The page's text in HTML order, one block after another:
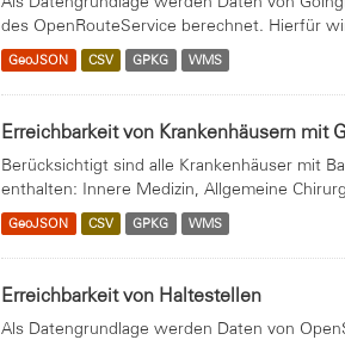
des OpenRouteService berechnet. Hierfür
GeoJSON CSV GPKG WMS
Erreichbarkeit von Krankenhäusern mit
Berücksichtigt sind alle Krankenhäuser mit
enthalten: Innere Medizin, Allgemeine
GeoJSON CSV GPKG WMS
Erreichbarkeit von Haltestellen
Als Datengrundlage werden Daten von